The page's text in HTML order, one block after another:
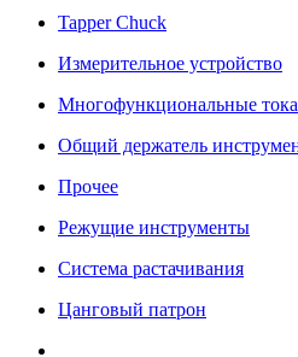
Tapper Chuck
Измерительное устройство
Многофункциональные
Общий держатель
Прочее
Режущие инструменты
Система растачивания
Цанговый патрон